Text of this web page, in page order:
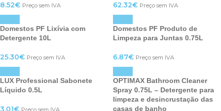
8.52€ Preço sem IVA 62.32€ Preço sem IVA
Domestos PF Lixívia com
Detergente 10L
25.30€ Preço sem IVA
Domestos PF Produto de
Limpeza para Juntas 0.75L
6.87€ Preço sem IVA
LUX Professional Sabonete
Líquido 0.5L
3.01€ Preço sem IVA
OPTIMAX Bathroom Cleaner
Spray 0.75L – Detergente para
limpeza e desincrustação das
casas de banho